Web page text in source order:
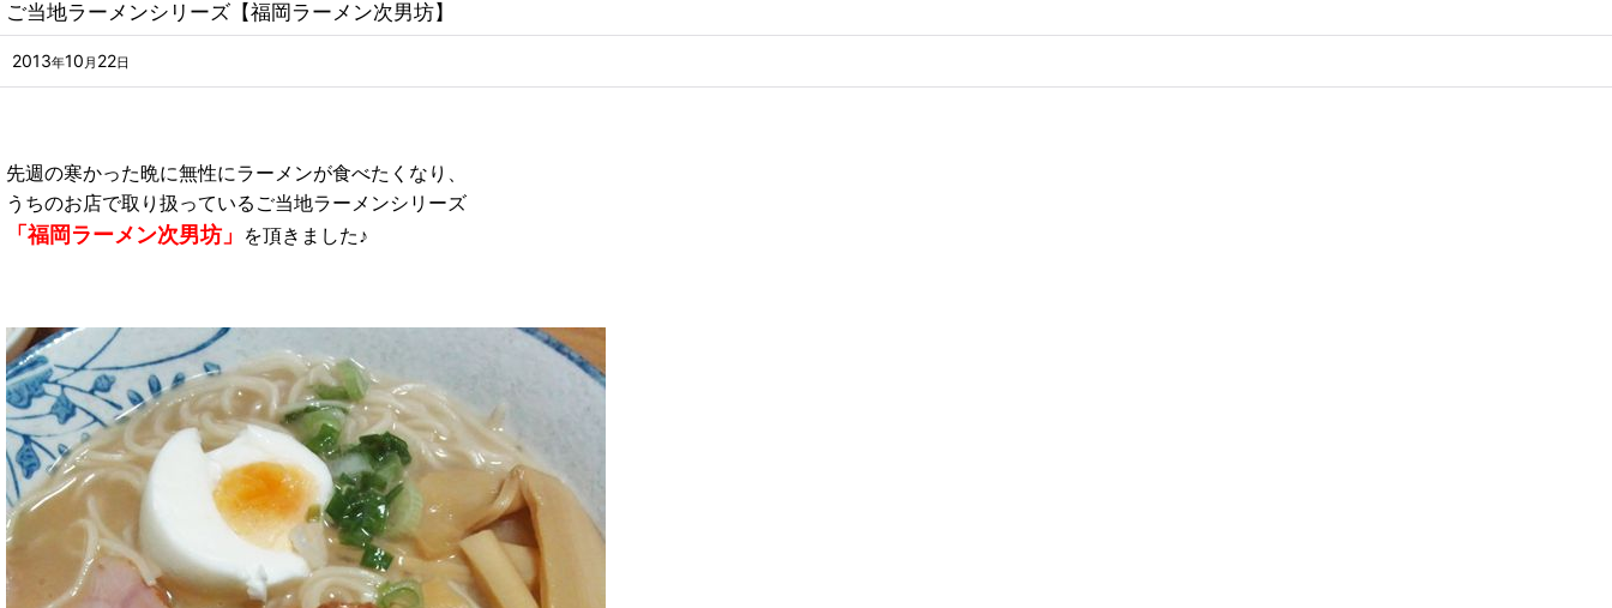
ご当地ラーメンシリーズ【福岡ラーメン次男坊】
2013年10 月 22日
先週の寒かった晩に無性にラーメンが食べたくなり、
うちのお店で取り扱っているご当地ラーメンシリーズ
「福岡ラーメン次男坊」 を頂きました♪